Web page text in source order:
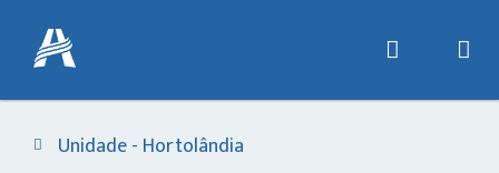
Unidade - Hortolândia